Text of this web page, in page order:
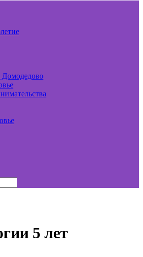
Домодедово
5 лет